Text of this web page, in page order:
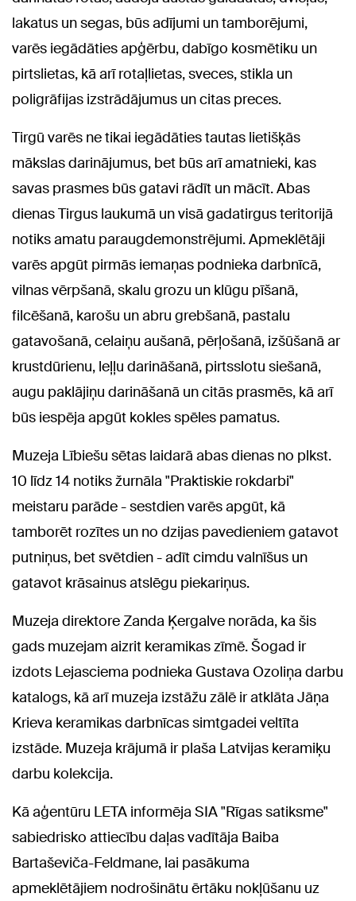
lakatus un segas, būs adījumi un tamborējumi,
varēs iegādāties apģērbu, dabīgo kosmētiku un
pirtslietas, kā arī rotaļlietas, sveces, stikla un
poligrāfijas izstrādājumus un citas preces.
Tirgū varēs ne tikai iegādāties tautas lietišķās
mākslas darinājumus, bet būs arī amatnieki, kas
savas prasmes būs gatavi rādīt un mācīt. Abas
dienas Tirgus laukumā un visā gadatirgus teritorijā
notiks amatu paraugdemonstrējumi. Apmeklētāji
varēs apgūt pirmās iemaņas podnieka darbnīcā,
vilnas vērpšanā, skalu grozu un klūgu pīšanā,
filcēšanā, karošu un abru grebšanā, pastalu
gatavošanā, celaiņu aušanā, pērļošanā, izšūšanā ar
krustdūrienu, leļļu darināšanā, pirtsslotu siešanā,
augu paklājiņu darināšanā un citās prasmēs, kā arī
būs iespēja apgūt kokles spēles pamatus.
Muzeja Lībiešu sētas laidarā abas dienas no plkst.
10 līdz 14 notiks žurnāla "Praktiskie rokdarbi"
meistaru parāde - sestdien varēs apgūt, kā
tamborēt rozītes un no dzijas pavedieniem gatavot
putniņus, bet svētdien - adīt cimdu valnīšus un
gatavot krāsainus atslēgu piekariņus.
Muzeja direktore Zanda Ķergalve norāda, ka šis
gads muzejam aizrit keramikas zīmē. Šogad ir
izdots Lejasciema podnieka Gustava Ozoliņa darbu
katalogs, kā arī muzeja izstāžu zālē ir atklāta Jāņa
Krieva keramikas darbnīcas simtgadei veltīta
izstāde. Muzeja krājumā ir plaša Latvijas keramiķu
darbu kolekcija.
Kā aģentūru LETA informēja SIA "Rīgas satiksme"
sabiedrisko attiecību daļas vadītāja Baiba
Bartaševiča-Feldmane, lai pasākuma
apmeklētājiem nodrošinātu ērtāku nokļūšanu uz